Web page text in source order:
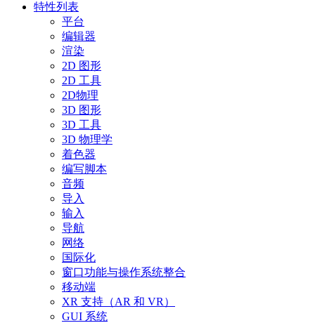
特性列表
平台
编辑器
渲染
2D 图形
2D 工具
2D物理
3D 图形
3D 工具
3D 物理学
着色器
编写脚本
音频
导入
输入
导航
网络
国际化
窗口功能与操作系统整合
移动端
XR 支持（AR 和 VR）
GUI 系统